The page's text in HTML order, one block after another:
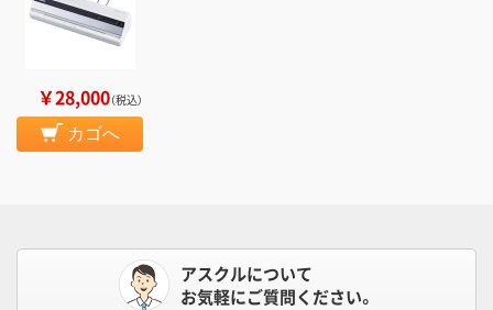
￥28,000（税込）
カゴへ
アスクルについて
お気軽にご質問ください。